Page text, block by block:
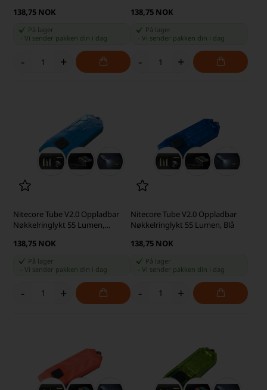
138,75 NOK
På lager
-Vi sender pakken din i dag
- +
138,75 NOK
På lager
Vi sender pakken din i dag
- +
Nitecore Tube V2.0 Oppladbar
Nøkkelringlykt 55 Lumen,
138,75 NOK
På lager
-Vi sender pakken din i dag
- +
Nitecore Tube V2.0 Oppladbar
Nøkkelringlykt 55 Lumen, Blå
138,75 NOK
På lager
Vi sender pakken din i dag
- +